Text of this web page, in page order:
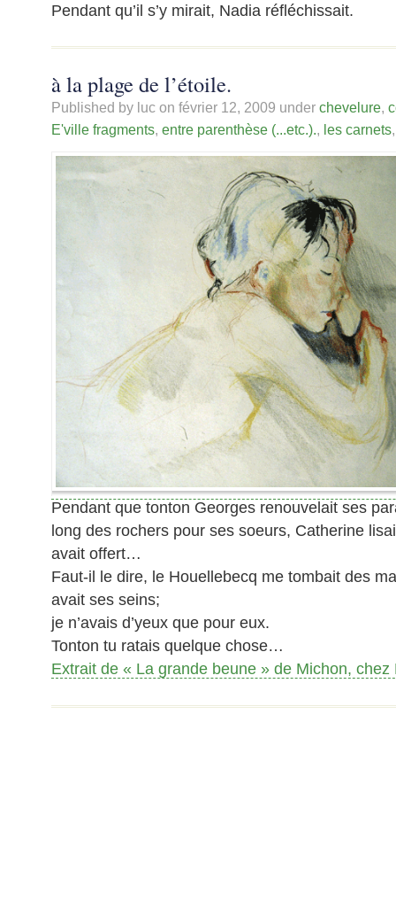
Pendant qu’il s’y mirait, Nadia réfléchissait.
à la plage de l’étoile.
Published by luc on février 12, 2009 under chevelure,
E'ville fragments, entre parenthèse (...etc.)., les carnets
Pendant que tonton Georges renouvelait ses
long des rochers pour ses soeurs, Catherine
avait offert…
Faut-il le dire, le Houellebecq me tombait des
avait ses seins;
je n’avais d’yeux que pour eux.
Tonton tu ratais quelque chose…
Extrait de « La grande beune » de Michon, chez